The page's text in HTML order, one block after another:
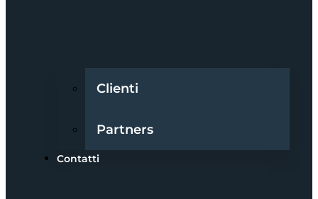
Clienti
Partners
Contatti